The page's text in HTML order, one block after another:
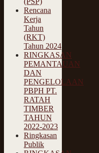
Rencana
Kerja
Tahun
(RKT)
Tahun 2024
RINGKASAN
PEMANTAUAN
DAN
PENGELOLAAN
PBPH PT.
RATAH
TIMBER
TAHUN
2022-2023
Ringkasan
Publik